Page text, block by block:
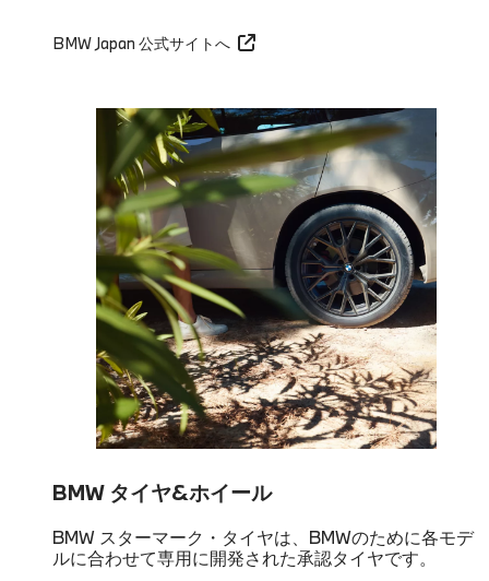
BMW Japan 公式サイトへ
BMW タイヤ&ホイール
BMW スターマーク・タイヤは、BMWのために各モデ
ルに合わせて専用に開発された承認タイヤです。